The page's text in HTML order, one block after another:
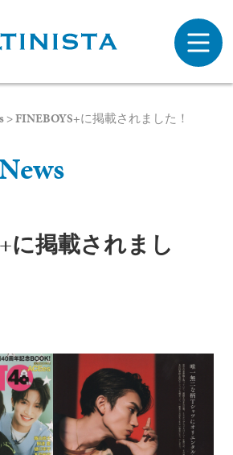
>FINEBOYS+に掲載されました！
ews
に掲載されまし